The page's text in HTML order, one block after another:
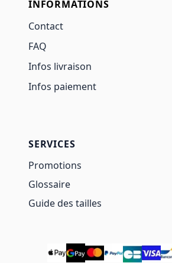
INFORMATIONS
Contact
FAQ
Infos livraison
Infos paiement
SERVICES
Promotions
Glossaire
Guide des tailles